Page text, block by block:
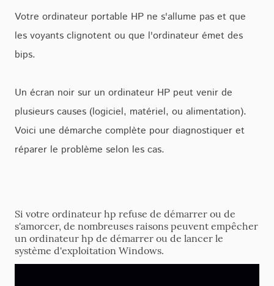
Votre ordinateur portable HP ne s'allume pas et que
les voyants clignotent ou que l'ordinateur émet des
bips.
Un écran noir sur un ordinateur HP peut venir de
plusieurs causes (logiciel, matériel, ou alimentation).
Voici une démarche complète pour diagnostiquer et
réparer le problème selon les cas.
Si votre ordinateur hp refuse de démarrer ou de
s'amorcer, de nombreuses raisons peuvent empêcher
un ordinateur hp de démarrer ou de lancer le
système d'exploitation Windows.